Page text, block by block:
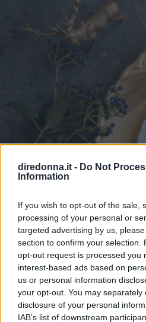
diredonna.it - Do Not
Information
If you wish to opt-out of the sale,
processing of your personal or
targeted advertising by us,
section to confirm your selection.
opt-out request is processed you
interest-based ads based on
us or personal information
your opt-out. You may
disclosure of your personal
IAB’s list of downstream
RICETTE
Il menu
di Natale
Durante il pranzo di Natale